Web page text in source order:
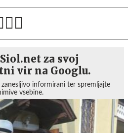
za svoj
vir na Googlu.
informirani ter spremljajte
vsebine.